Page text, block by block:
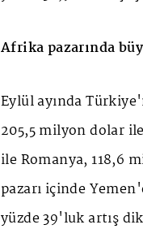
Afrika pazarında
Eylül ayında
205,5 milyon dolar
ile Romanya, 118,6
pazarı içinde
yüzde 39'luk artış